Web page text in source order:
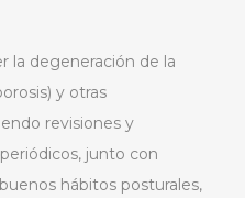
la degeneración de la
y otras
revisiones y
junto con
hábitos posturales,